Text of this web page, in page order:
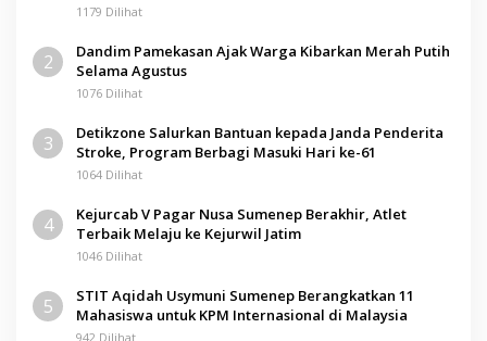
1179 Dilihat
2
Dandim Pamekasan Ajak Warga Kibarkan Merah Putih
Selama Agustus
1076 Dilihat
3
Detikzone Salurkan Bantuan kepada Janda Penderita
Stroke, Program Berbagi Masuki Hari ke-61
1064 Dilihat
4
Kejurcab V Pagar Nusa Sumenep Berakhir, Atlet
Terbaik Melaju ke Kejurwil Jatim
1046 Dilihat
5
STIT Aqidah Usymuni Sumenep Berangkatkan 11
Mahasiswa untuk KPM Internasional di Malaysia
942 Dilihat